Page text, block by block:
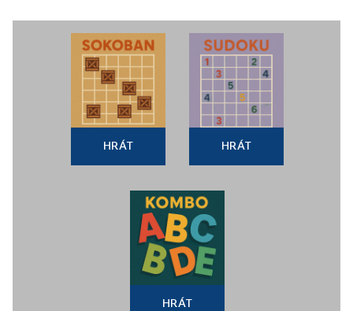
HRÁT HRÁT
HRÁT